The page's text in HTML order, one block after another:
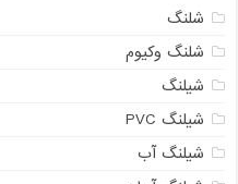
شلنگ
شلنگ وکیوم
شیلنگ
شیلنگ PVC
شیلنگ آب